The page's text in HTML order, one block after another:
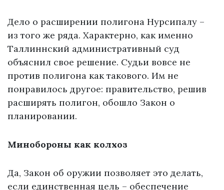
Дело о расширении полигона Нурсипалу –
из того же ряда. Характерно, как именно
Таллиннский административный суд
объяснил свое решение. Судьи вовсе не
против полигона как такового. Им не
понравилось другое: правительство, решив
расширять полигон, обошло Закон о
планировании.
Минобороны как колхоз
Да, Закон об оружии позволяет это делать,
если единственная цель – обеспечение